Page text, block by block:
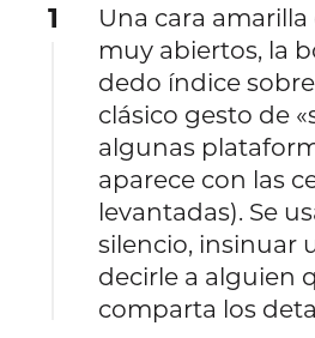
1
Una cara
muy abiertos, la
dedo índice
clásico gesto de
algunas
aparece con las
levantadas). Se
silencio, insinuar
decirle a alguien
comparta los